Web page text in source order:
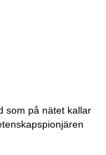
som på nätet kallar